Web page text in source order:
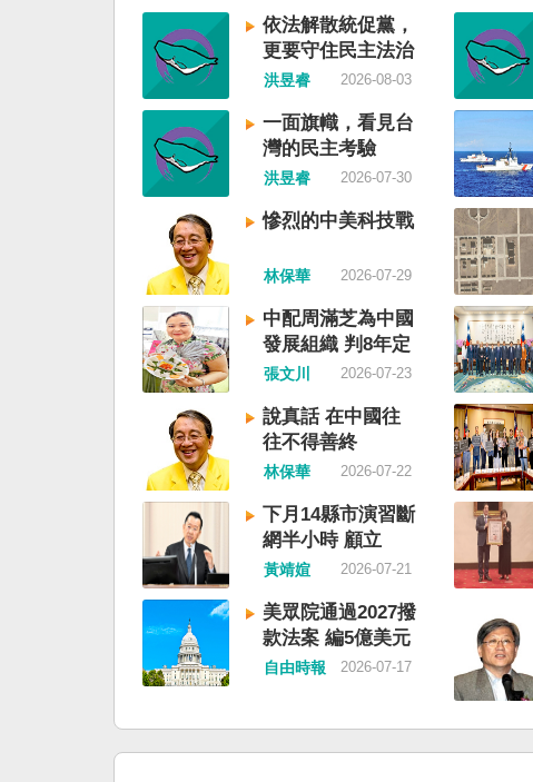
門的無理粗魯聲明是對國際
與規範的無知、漠視與踐踏
其可笑」。 中國海事局官網
公告，颱風白海豚將影響台
峽及周邊海域，廣東海事局
六日晚間六時起，對經過台
峽南口北上船舶實施交通管
各船舶必須遵守交通管制要
聽從現場海事管理機構指揮
巡署昨表示，台灣海峽為國
域，依據「聯合國海洋法公
等國際規範，領海範圍外均
國際法「公海航行自由」原
中國無任何權利對該水域實
「管制」；海巡署向來尊重
國際法的航行自由，對於中
借「颱風」之名，行假造「
權」之實的認知作戰，企圖
事管制將台海內水化，予以
厲譴責，並要求中方恪守國
範，避免破壞區域的和平穩
海巡署同時強調，將持續運
合情監偵手段，全天候掌握
周邊海域動態，目前未偵獲
船舶異常舉動，亦未接獲航
映遭到廣播干擾，提醒航
域之商貨輪，如接獲中方廣
時，無需理會中方要求，並
即通報相關單位，海巡署將
取一切必要手段，確保船
自由與安全。
後許多殖民地選擇獨立，成
廷頓第二波民主化的歷史。
的台灣會像脫離日本殖民的
國，八一五這一天成為獨立
日及光復節。不同於有國家
的朝鮮，台灣是新興國家，
自己國家的歷史。台灣沒有
鮮的左右路線競逐政權，造
戰形成南韓、北朝分裂國家
史。或許會有左右路線政黨
塑台灣的國家之路。 如果一
五年八一五台灣獨立了，一
九年中華人民共和國革命推
華民國，中國國民黨蔣介石
只能選擇海南島，國共競鬥
史就會是另一種局面，與台
關。台灣沒有中國問題，中
沒有台灣問題。台灣與中國
至於陳兵海峽兩岸，戰爭的
籠罩。 如果一九四五年八一
灣獨立了，台灣會成為東亞
文化圈一個不屬於中國的新
家。台灣或許像新加坡一樣
行漢字中文華語，也留下日
語，一如新加坡留下英文，
原有的福佬話、客家話、原
各族語也不會被壓迫。 如果
四五年八一五台灣獨立了，
早已是聯合國會員國，也不
依法解散統促黨，
更要守住民主法治
洪昱睿 2026-08-03
一面旗幟，看見台
灣的民主考驗
洪昱睿 2026-07-30
慘烈的中美科技戰
林保華 2026-07-29
中配周滿芝為中國
發展組織 判8年定
讞
張文川 2026-07-23
說真話 在中國往
往不得善終
林保華 2026-07-22
下月14縣市演習斷
網半小時 顧立
雄：固網不受影響
黃靖媗 2026-07-21
美眾院通過2027撥
款法案 編5億美元
援台
自由時報 2026-07-17